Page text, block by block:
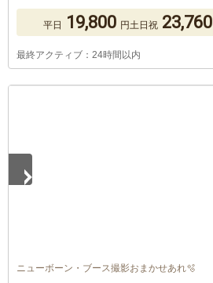
平日 19,800 円土日祝 23,760
最終アクティブ：24時間以内
ニューボーン・ブース撮影おまかせあれ🫧